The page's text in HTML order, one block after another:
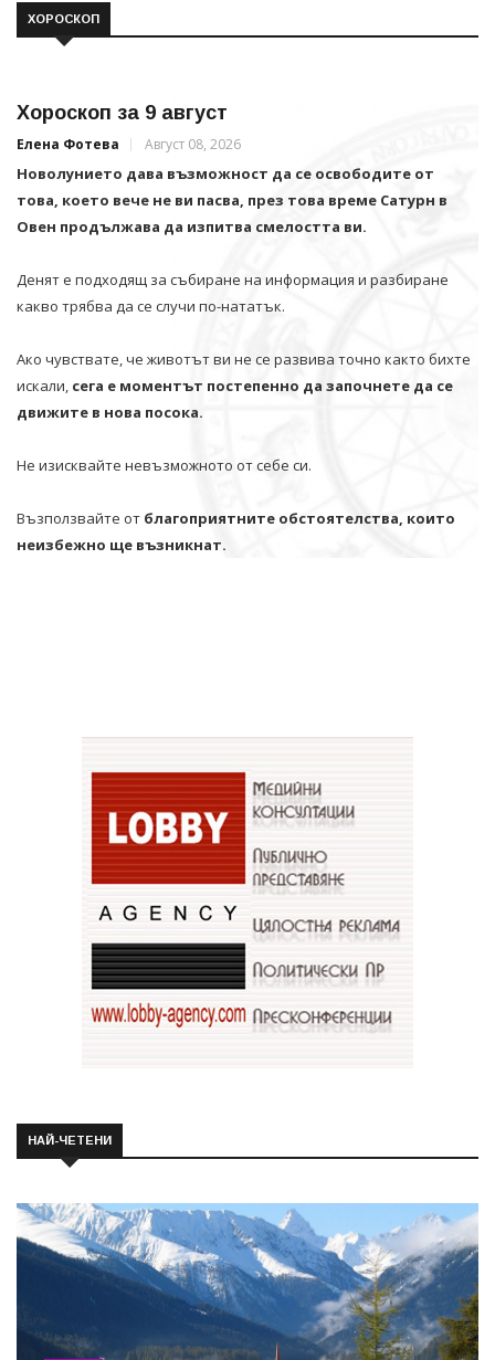
ХОРОСКОП
Хороскоп за 9 август
Елена Фотева Август 08, 2026
Новолунието дава възможност да се освободите от
това, което вече не ви пасва, през това време Сатурн в
Овен продължава да изпитва смелостта ви.
Денят е подходящ за събиране на информация и разбиране
какво трябва да се случи по-нататък.
Ако чувствате, че животът ви не се развива точно както бихте
искали, сега е моментът постепенно да започнете да се
движите в нова посока.
Не изисквайте невъзможното от себе си.
Възползвайте от благоприятните обстоятелства, които
неизбежно ще възникнат.
НАЙ-ЧЕТЕНИ